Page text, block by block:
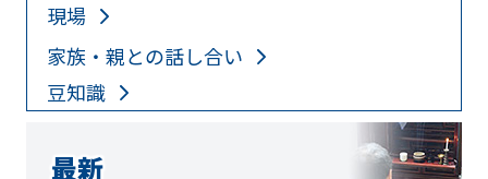
現場
家族・親との話し合い
豆知識
最新